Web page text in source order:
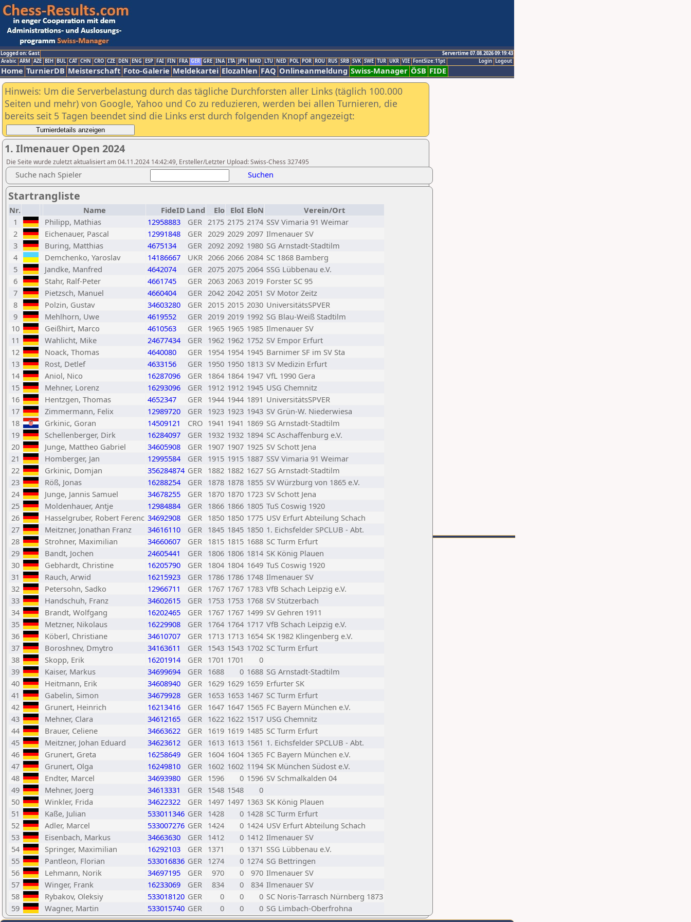
Logged on: Gast
Servertime 07.08.2026 09:19:43
Logout
Login
Arabic ARM AZE BIH BUL CAT CHN CRO CZE DEN ENG ESP FAI FIN FRA GER GRE INA ITA JPN MKD LTU NED POL POR ROU RUS SRB SVK SWE TUR UKR VIE FontSize:11pt
Home TurnierDB Meisterschaft Foto-Galerie Meldekartei Elozahlen FAQ Onlineanmeldung Swiss-Manager ÖSB FIDE
Hinweis: Um die Serverbelastung durch das tägliche Durchforsten aller Links (täglich 100.000
Seiten und mehr) von Google, Yahoo und Co zu reduzieren, werden bei allen Turnieren, die
bereits seit 5 Tagen beendet sind die Links erst durch folgenden Knopf angezeigt:
1. Ilmenauer Open 2024
Die Seite wurde zuletzt aktualisiert am 04.11.2024 14:42:49, Ersteller/Letzter Upload: Swiss-Chess 327495
Suche nach Spieler Suchen
Startrangliste
Nr. Name FideID Land Elo EloI EloN
Verein/Ort
1
Philipp, Mathias 12958883 GER 2175 2175 2174 SSV Vimaria 91 Weimar
2
Eichenauer, Pascal 12991848 GER 2029 2029 2097 Ilmenauer SV
3
Buring, Matthias 4675134 GER 2092 2092 1980 SG Arnstadt-Stadtilm
4
Demchenko, Yaroslav 14186667 UKR 2066 2066 2084 SC 1868 Bamberg
5
Jandke, Manfred 4642074 GER 2075 2075 2064 SSG Lübbenau e.V.
6
Stahr, Ralf-Peter 4661745 GER 2063 2063 2019 Forster SC 95
7
Pietzsch, Manuel 4660404 GER 2042 2042 2051 SV Motor Zeitz
8
Polzin, Gustav 34603280 GER 2015 2015 2030 UniversitätsSPVER
9
Mehlhorn, Uwe 4619552 GER 2019 2019 1992 SG Blau-Weiß Stadtilm
10
Geißhirt, Marco 4610563 GER 1965 1965 1985 Ilmenauer SV
11
Wahlicht, Mike 24677434 GER 1962 1962 1752 SV Empor Erfurt
12
Noack, Thomas 4640080 GER 1954 1954 1945 Barnimer SF im SV Sta
13
Rost, Detlef 4633156 GER 1950 1950 1813 SV Medizin Erfurt
14
Aniol, Nico 16287096 GER 1864 1864 1947 VfL 1990 Gera
15
Mehner, Lorenz 16293096 GER 1912 1912 1945 USG Chemnitz
16
Hentzgen, Thomas 4652347 GER 1944 1944 1891 UniversitätsSPVER
17
Zimmermann, Felix 12989720 GER 1923 1923 1943 SV Grün-W. Niederwiesa
18
Grkinic, Goran 14509121 CRO 1941 1941 1869 SG Arnstadt-Stadtilm
19
Schellenberger, Dirk 16284097 GER 1932 1932 1894 SC Aschaffenburg e.V.
20
Junge, Mattheo Gabriel 34605908 GER 1907 1907 1925 SV Schott Jena
21
Homberger, Jan 12995584 GER 1915 1915 1887 SSV Vimaria 91 Weimar
22
Grkinic, Domjan 356284874 GER 1882 1882 1627 SG Arnstadt-Stadtilm
23
Röß, Jonas 16288254 GER 1878 1878 1855 SV Würzburg von 1865 e.V.
24
Junge, Jannis Samuel 34678255 GER 1870 1870 1723 SV Schott Jena
25
Moldenhauer, Antje 12984884 GER 1866 1866 1805 TuS Coswig 1920
26
Hasselgruber, Robert Ferenc 34692908 GER 1850 1850 1775 USV Erfurt Abteilung Schach
27
Meitzner, Jonathan Franz 34616110 GER 1845 1845 1850 1. Eichsfelder SPCLUB - Abt.
28
Strohner, Maximilian 34660607 GER 1815 1815 1688 SC Turm Erfurt
29
Bandt, Jochen 24605441 GER 1806 1806 1814 SK König Plauen
30
Gebhardt, Christine 16205790 GER 1804 1804 1649 TuS Coswig 1920
31
Rauch, Arwid 16215923 GER 1786 1786 1748 Ilmenauer SV
32
Petersohn, Sadko 12966711 GER 1767 1767 1783 VfB Schach Leipzig e.V.
33
Handschuh, Franz 34602615 GER 1753 1753 1768 SV Stützerbach
34
Brandt, Wolfgang 16202465 GER 1767 1767 1499 SV Gehren 1911
35
Metzner, Nikolaus 16229908 GER 1764 1764 1717 VfB Schach Leipzig e.V.
36
Köberl, Christiane 34610707 GER 1713 1713 1654 SK 1982 Klingenberg e.V.
37
Boroshnev, Dmytro 34163611 GER 1543 1543 1702 SC Turm Erfurt
38
Skopp, Erik 16201914 GER 1701 1701
0
39
Kaiser, Markus 34699694 GER 1688 0 1688 SG Arnstadt-Stadtilm
40
Heitmann, Erik 34608940 GER 1629 1629 1659 Erfurter SK
41
Gabelin, Simon 34679928 GER 1653 1653 1467 SC Turm Erfurt
42
Grunert, Heinrich 16213416 GER 1647 1647 1565 FC Bayern München e.V.
43
Mehner, Clara 34612165 GER 1622 1622 1517 USG Chemnitz
44
Brauer, Celiene 34663622 GER 1619 1619 1485 SC Turm Erfurt
45
Meitzner, Johan Eduard 34623612 GER 1613 1613 1561 1. Eichsfelder SPCLUB - Abt.
46
Grunert, Greta 16258649 GER 1604 1604 1365 FC Bayern München e.V.
47
Grunert, Olga 16249810 GER 1602 1602 1194 SK München Südost e.V.
48
Endter, Marcel 34693980 GER 1596 0 1596 SV Schmalkalden 04
49
Mehner, Joerg 34613331 GER 1548 1548
0
50
Winkler, Frida 34622322 GER 1497 1497 1363 SK König Plauen
51
Kaße, Julian 533011346 GER 1428 0 1428 SC Turm Erfurt
52
Adler, Marcel 533007276 GER 1424 0 1424 USV Erfurt Abteilung Schach
53
Eisenbach, Markus 34663630 GER 1412 0 1412 Ilmenauer SV
54
Springer, Maximilian 16292103 GER 1371 0 1371 SSG Lübbenau e.V.
55
Pantleon, Florian 533016836 GER 1274 0 1274 SG Bettringen
56
Lehmann, Norik 34697195 GER 970 0 970 Ilmenauer SV
57
Winger, Frank 16233069 GER 834 0 834 Ilmenauer SV
58
Rybakov, Oleksiy 533018120 GER 0 0 0 SC Noris-Tarrasch Nürnberg 1873
59
Wagner, Martin 533015740 GER 0 0 0 SG Limbach-Oberfrohna